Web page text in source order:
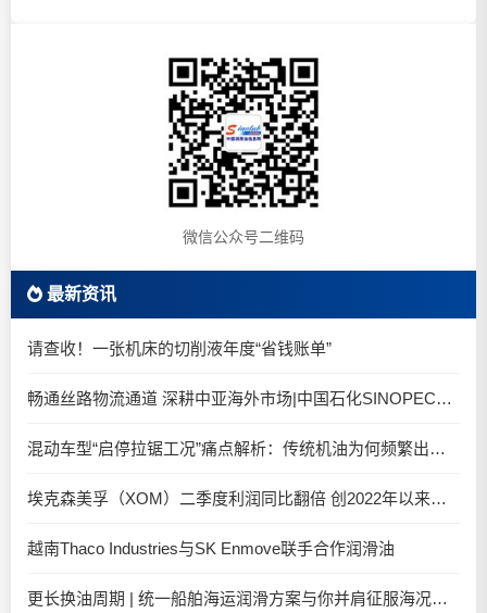
微信公众号二维码
最新资讯
请查收！一张机床的切削液年度“省钱账单”
畅通丝路物流通道 深耕中亚海外市场|中国石化SINOPEC润滑油北京-阿拉木图图定班列顺利抵达
混动车型“启停拉锯工况”痛点解析：传统机油为何频繁出现油泥堆积？
埃克森美孚（XOM）二季度利润同比翻倍 创2022年以来新高
越南Thaco Industries与SK Enmove联手合作润滑油
更长换油周期 | 统一船舶海运润滑方案与你并肩征服海况运维考验